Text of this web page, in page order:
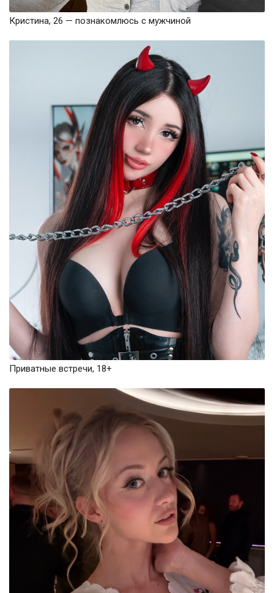
Кристина, 26 — познакомлюсь с мужчиной
Приватные встречи, 18+